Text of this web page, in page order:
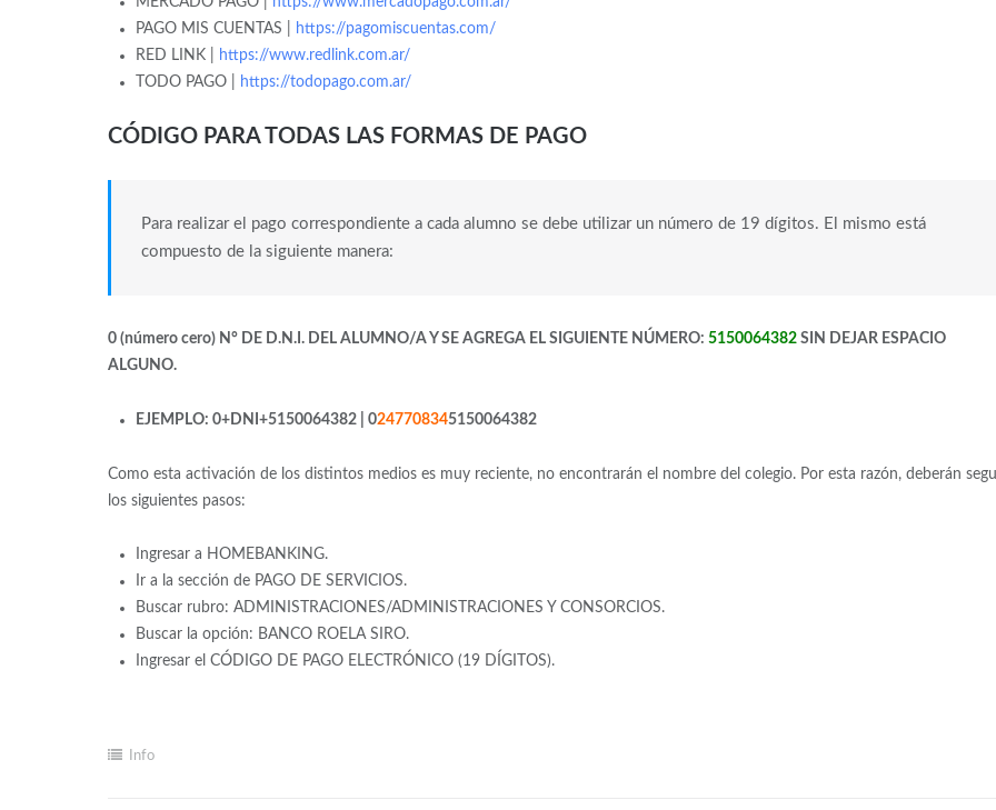
PAGO MIS CUENTAS |
https://pagomiscuentas.com/
RED LINK |
https://www.redlink.com.ar/
TODO PAGO |
https://todopago.com.ar/
CÓDIGO PARA TODAS LAS FORMAS DE PAGO
Para realizar el pago correspondiente a cada alumno se debe utilizar un número de 19 dígitos. El mismo está
compuesto de la siguiente manera:
0 (número cero) N° DE D.N.I. DEL ALUMNO/A Y SE AGREGA EL SIGUIENTE NÚMERO: 5150064382 SIN DEJAR ESPACIO
ALGUNO.
EJEMPLO: 0+DNI+5150064382 | 0247708345150064382
Como esta activación de los distintos medios es muy reciente, no encontrarán el nombre del colegio. Por esta razón, deberán
los siguientes pasos:
Ingresar a HOMEBANKING.
Ir a la sección de PAGO DE SERVICIOS.
Buscar rubro: ADMINISTRACIONES/ADMINISTRACIONES Y CONSORCIOS.
Buscar la opción: BANCO ROELA SIRO.
Ingresar el CÓDIGO DE PAGO ELECTRÓNICO (19 DÍGITOS).
Info